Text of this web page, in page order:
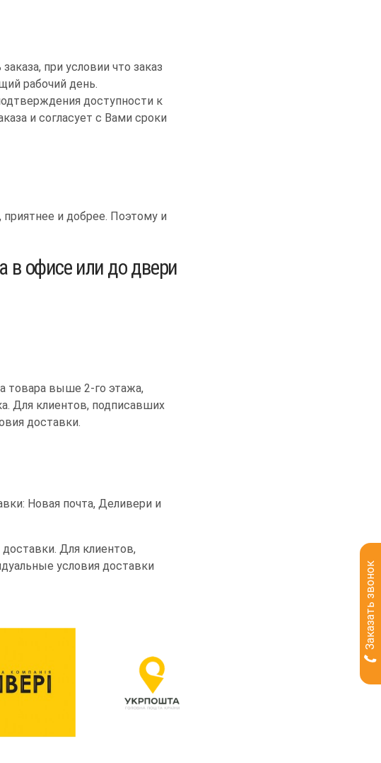
при условии что заказ
рабочий день.
доступности к
и согласует с Вами сроки
и добрее. Поэтому и
в офисе или до двери
товара выше 2-го этажа,
Для клиентов, подписавших
доставки.
Новая почта, Деливери и
Для клиентов,
условия доставки
Заказать звонок